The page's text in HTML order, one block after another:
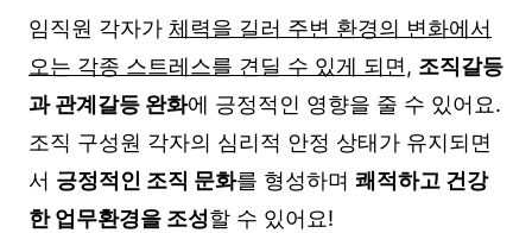
임직원 각자가 체력을 길러 주변 환경의 변화에서
오는 각종 스트레스를 견딜 수 있게 되면, 조직갈등
과 관계갈등 완화에 긍정적인 영향을 줄 수 있어요.
조직 구성원 각자의 심리적 안정 상태가 유지되면
서 긍정적인 조직 문화를 형성하며 쾌적하고 건강
한 업무환경을 조성할 수 있어요!